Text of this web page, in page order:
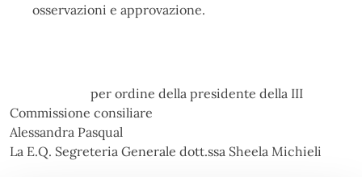
osservazioni e approvazione.
per ordine della presidente della III
Commissione consiliare
Alessandra Pasqual
La E.Q. Segreteria Generale dott.ssa Sheela Michieli